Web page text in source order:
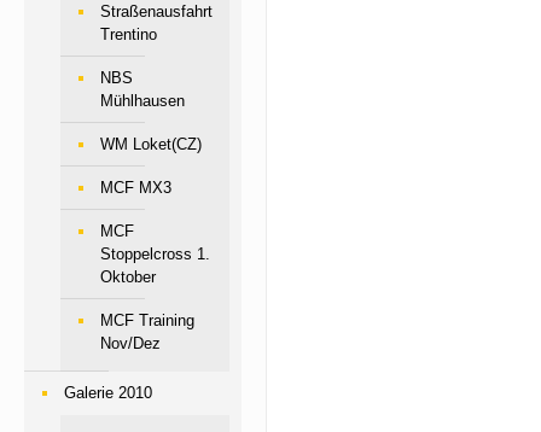
Straßenausfahrt
Trentino
NBS
Mühlhausen
WM Loket(CZ)
MCF MX3
MCF
Stoppelcross 1.
Oktober
MCF Training
Nov/Dez
Galerie 2010